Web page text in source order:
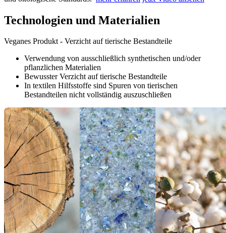
Technologien und Materialien
Veganes Produkt - Verzicht auf tierische Bestandteile
Verwendung von ausschließlich synthetischen und/oder
pflanzlichen Materialien
Bewusster Verzicht auf tierische Bestandteile
In textilen Hilfsstoffe sind Spuren von tierischen
Bestandteilen nicht vollständig auszuschließen